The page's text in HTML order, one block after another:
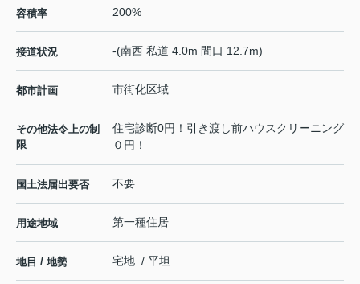
容積率 200%
接道状況 -(南西 私道 4.0m 間口 12.7m)
都市計画 市街化区域
その他法令上の制
限
住宅診断0円！引き渡し前ハウスクリーニング
０円！
国土法届出要否 不要
用途地域 第一種住居
地目 / 地勢 宅地 / 平坦